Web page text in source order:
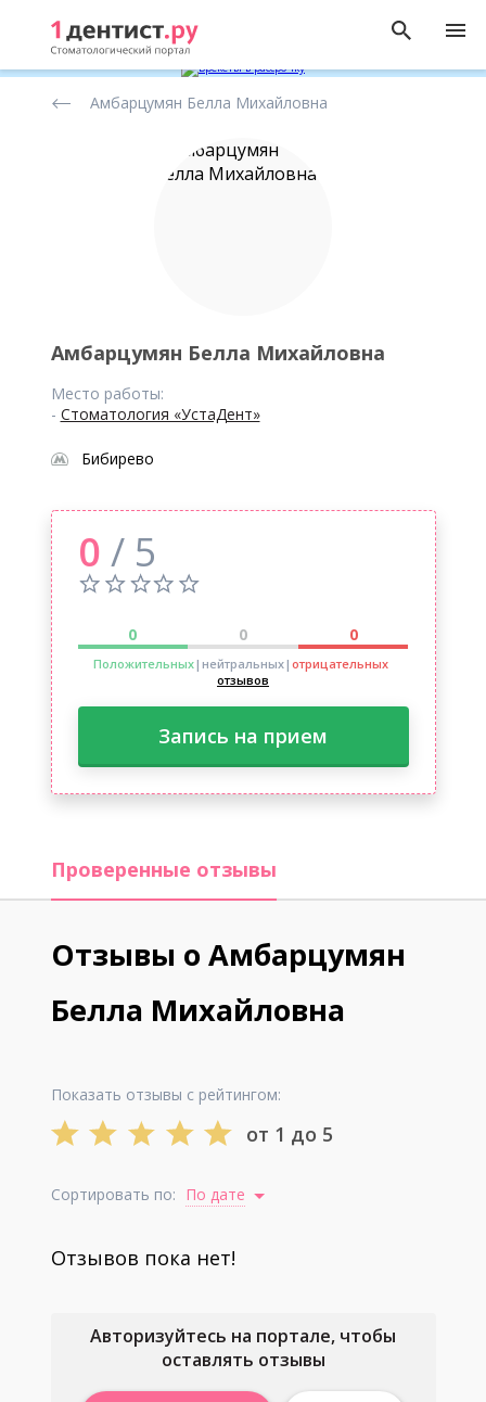
стоматологов
Амбарцумян Белла Михайловна
Амбарцумян Белла Михайловна
Место работы:
- Стоматология «УстаДент»
Бибирево
0 / 5
0 0 0
Положительных|нейтральных| отрицательных
отзывов
Запись на прием
Проверенные отзывы
Отзывы о Амбарцумян
Белла Михайловна
Показать отзывы с рейтингом:
от 1 до 5
Сортировать по: По дате
Отзывов пока нет!
Авторизуйтесь на портале, чтобы
оставлять отзывы